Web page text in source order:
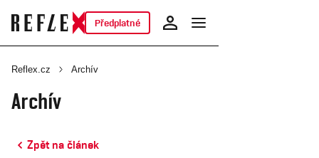
Předplatné
Reflex.cz Archív
Archív
Zpět na článek